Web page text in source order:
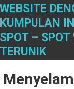
S
i
p
t
o
WEBSITE
KUMPULAN
SPOT – SPOT
TERUNIK